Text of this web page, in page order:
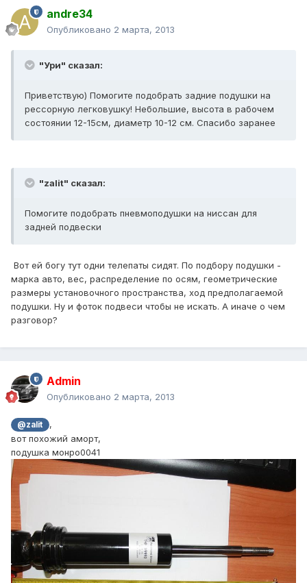
andre34
Опубликовано 2 марта, 2013
"Ури" сказал:
Приветствую) Помогите подобрать задние подушки на
рессорную легковушку! Небольшие, высота в рабочем
состоянии 12-15см, диаметр 10-12 см. Спасибо заранее
"zalit" сказал:
Помогите подобрать пневмоподушки на ниссан для
задней подвески
Вот ей богу тут одни телепаты сидят. По подбору подушки -
марка авто, вес, распределение по осям, геометрические
размеры установочного пространства, ход предполагаемой
подушки. Ну и фоток подвеси чтобы не искать. А иначе о чем
разговор?
Admin
Опубликовано 2 марта, 2013
@zalit
,
вот похожий аморт,
подушка монро0041